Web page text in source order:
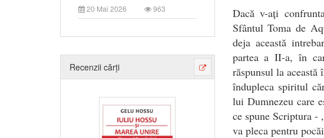
20 Mai 2026 963
Recenzii cărți
Dacă v-ați
Sfântul Toma de
deja această
partea a II-a, în
răspunsul la această
îndupleca spiritul
lui Dumnezeu care
ce spune Scriptura
va pleca pentru